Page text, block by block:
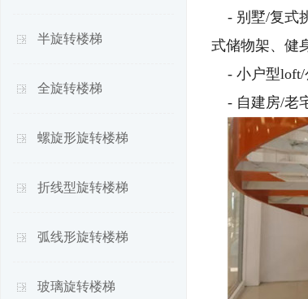
半旋转楼梯
全旋转楼梯
螺旋形旋转楼梯
折线型旋转楼梯
弧线形旋转楼梯
玻璃旋转楼梯
- 别墅/复式
式储物架、健
- 小户型loft/
- 自建房/老